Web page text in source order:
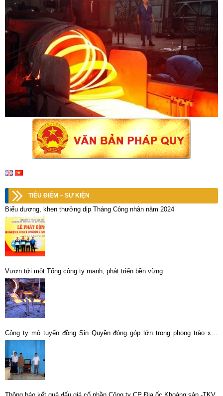
TIÊU ĐIỂM – SỰ KIỆN
Biểu dương, khen thưởng dịp Tháng Công nhân năm 2024
Vươn tới một Tổng công ty mạnh, phát triển bền vững
Công ty mỏ tuyển đồng Sin Quyền đóng góp lớn trong phong trào xây
dựng nông thôn mới tại địa phương